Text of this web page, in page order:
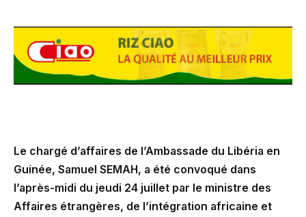
Le chargé d’affaires de l’Ambassade du Libéria en
Guinée, Samuel SEMAH, a été convoqué dans
l’après-midi du jeudi 24 juillet par le ministre des
Affaires étrangères, de l’intégration africaine et